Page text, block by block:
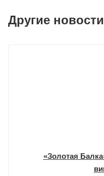
Другие новости
«Золотая